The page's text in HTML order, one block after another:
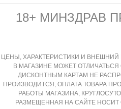
18+ МИНЗДРАВ
ЦЕНЫ, ХАРАКТЕРИСТИКИ И ВНЕШНИЙ
В МАГАЗИНЕ МОЖЕТ
ДИСКОНТНЫМ КАРТАМ НЕ
ПРОИЗВОДИТСЯ, ОПЛАТА ТОВАРА
РАБОТЫ МАГАЗИНА,
РАЗМЕЩЕННАЯ НА САЙТЕ